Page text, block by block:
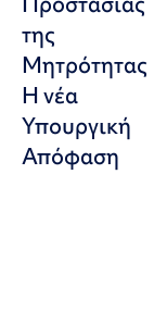
της
Μητρότητας:
Η νέα
Υπουργική
Απόφαση